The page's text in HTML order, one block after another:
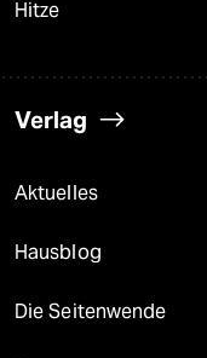
Hitze
Verlag
Aktuelles
Hausblog
Die Seitenwende